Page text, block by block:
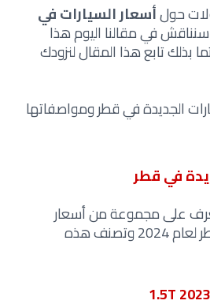
حولأسعار السيارات في
حيث سنناقش في مقالنا اليوم هذا
بذلك تابع هذا المقال لنزودك
الجديدة في قطر ومواصفاتها
في قطر
على مجموعة من أسعار
السيارات الجديدة في قطر لعام 2024 وتصنف هذه